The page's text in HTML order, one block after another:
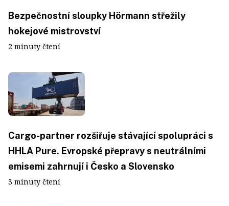
Bezpečnostní sloupky Hörmann střežily
hokejové mistrovství
2 minuty čtení
Cargo-partner rozšiřuje stávající spolupráci s
HHLA Pure. Evropské přepravy s neutrálními
emisemi zahrnují i Česko a Slovensko
3 minuty čtení